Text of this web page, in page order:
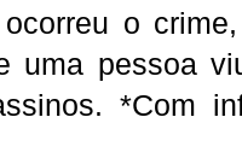
o
uma pessoa
*Com